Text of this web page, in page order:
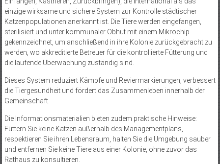
einzige wirksame und sichere System zur Kontrolle städtischer
Katzenpopulationen anerkannt ist. Die Tiere werden eingefangen,
sterilisiert und unter kommunaler Obhut mit einem Mikrochip
gekennzeichnet, um anschließend in ihre Kolonie zurückgebracht zu
werden, wo akkreditierte Betreuer für die kontrollierte Fütterung und
die laufende Überwachung zuständig sind.
Dieses System reduziert Kämpfe und Reviermarkierungen, verbessert
die Tiergesundheit und fördert das Zusammenleben innerhalb der
Gemeinschaft.
Die Informationsmaterialien bieten zudem praktische Hinweise:
Füttern Sie keine Katzen außerhalb des Managementplans,
respektieren Sie ihren Lebensraum, halten Sie die Umgebung sauber
und entfernen Sie keine Tiere aus einer Kolonie, ohne zuvor das
Rathaus zu konsultieren.